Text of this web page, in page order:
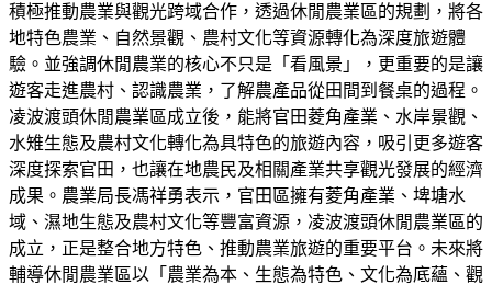
積極推動農業與觀光跨域合作，透過休閒農業區的規劃，將各
地特色農業、自然景觀、農村文化等資源轉化為深度旅遊體
驗。並強調休閒農業的核心不只是「看風景」，更重要的是讓
遊客走進農村、認識農業，了解農產品從田間到餐桌的過程。
凌波渡頭休閒農業區成立後，能將官田菱角產業、水岸景觀、
水雉生態及農村文化轉化為具特色的旅遊內容，吸引更多遊客
深度探索官田，也讓在地農民及相關產業共享觀光發展的經濟
成果。農業局長馮祥勇表示，官田區擁有菱角產業、埤塘水
域、濕地生態及農村文化等豐富資源，凌波渡頭休閒農業區的
成立，正是整合地方特色、推動農業旅遊的重要平台。未來將
輔導休閒農業區以「農業為本、生態為特色、文化為底蘊、觀